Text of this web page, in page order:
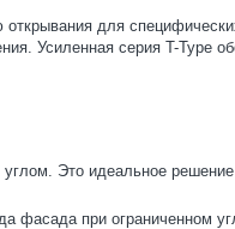
для
Усиленная серия T-Type
Это идеальное
при ограниченном